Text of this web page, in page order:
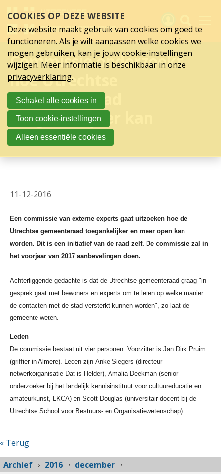
links
over
Spring
hoofd
inhoud
Spring
naar
hoofdnavigatie
Commissie onderzoekt
hoe Utrechtse
gemeenteraad
toegankelijker kan
worden
11-12-2016
Een commissie van externe experts gaat uitzoeken hoe de
Utrechtse gemeenteraad toegankelijker en meer open kan
worden. Dit is een initiatief van de raad zelf. De commissie zal in
het voorjaar van 2017 aanbevelingen doen.
Achterliggende gedachte is dat de Utrechtse gemeenteraad graag "in
gesprek gaat met bewoners en experts om te leren op welke manier
de contacten met de stad versterkt kunnen worden", zo laat de
gemeente weten.
Leden
De commissie bestaat uit vier personen. Voorzitter is Jan Dirk Pruim
(griffier in Almere). Leden zijn Anke Siegers (directeur
netwerkorganisatie Dat is Helder), Amalia Deekman (senior
onderzoeker bij het landelijk kennisinstituut voor cultuureducatie en
amateurkunst, LKCA) en Scott Douglas (universitair docent bij de
Utrechtse School voor Bestuurs- en Organisatiewetenschap).
« Terug
Archief
2016
december
Activiteiten
Nieuws
Verslagen
Sluit je aan
Over UCK
COOKIES OP DEZE WEBSITE
Deze website maakt gebruik van cookies om goed te
functioneren. Als je wilt aanpassen welke cookies we
mogen gebruiken, kan je jouw cookie-instellingen
wijzigen. Meer informatie is beschikbaar in onze
privacyverklaring.
Schakel alle cookies in
Toon cookie-instellingen
Alleen essentiële cookies